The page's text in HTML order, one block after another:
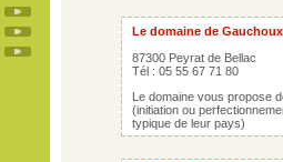
Le domaine de Gauchoux
87300 Peyrat de Bellac
Tél : 05 55 67 71 80
Le domaine vous propose
(initiation ou
typique de leur pays)